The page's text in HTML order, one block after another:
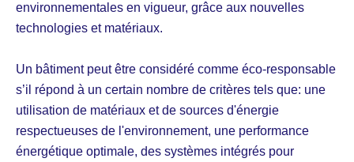
environnementales en vigueur, grâce aux nouvelles
technologies et matériaux.
Un bâtiment peut être considéré comme éco-responsable
s’il répond à un certain nombre de critères tels que: une
utilisation de matériaux et de sources d'énergie
respectueuses de l'environnement, une performance
énergétique optimale, des systèmes intégrés pour